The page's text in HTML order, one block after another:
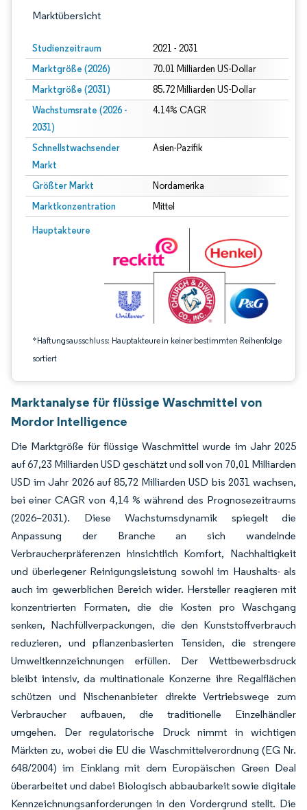
Marktübersicht
Studienzeitraum 2021 - 2031
Marktgröße (2026) 70.01 Milliarden US-Dollar
Marktgröße (2031) 85.72 Milliarden US-Dollar
Wachstumsrate (2026 -
2031)
4.14% CAGR
Schnellstwachsender
Markt
Asien-Pazifik
Größter Markt Nordamerika
Marktkonzentration Mittel
Hauptakteure
*Haftungsausschluss: Hauptakteure in keiner bestimmten Reihenfolge
sortiert
Bild © Mordor Intelligence. Wiederverwendung erfordert Namensnennung
Marktanalyse für flüssige Waschmittel von
Mordor Intelligence
Die Marktgröße für flüssige Waschmittel wurde im Jahr 2025
auf 67,23 Milliarden USD geschätzt und soll von 70,01 Milliarden
USD im Jahr 2026 auf 85,72 Milliarden USD bis 2031 wachsen,
bei einer CAGR von 4,14 % während des Prognosezeitraums
(2026–2031). Diese Wachstumsdynamik spiegelt die
Anpassung der Branche an sich wandelnde
Verbraucherpräferenzen hinsichtlich Komfort, Nachhaltigkeit
und überlegener Reinigungsleistung sowohl im Haushalts- als
auch im gewerblichen Bereich wider. Hersteller reagieren mit
konzentrierten Formaten, die die Kosten pro Waschgang
senken, Nachfüllverpackungen, die den Kunststoffverbrauch
reduzieren, und pflanzenbasierten Tensiden, die strengere
Umweltkennzeichnungen erfüllen. Der Wettbewerbsdruck
bleibt intensiv, da multinationale Konzerne ihre Regalflächen
schützen und Nischenanbieter direkte Vertriebswege zum
Verbraucher aufbauen, die traditionelle Einzelhändler
umgehen. Der regulatorische Druck nimmt in wichtigen
Märkten zu, wobei die EU die Waschmittelverordnung (EG Nr.
648/2004) im Einklang mit dem Europäischen Green Deal
überarbeitet und dabei Biologisch abbaubarkeit sowie digitale
Kennzeichnungsanforderungen in den Vordergrund stellt. Die